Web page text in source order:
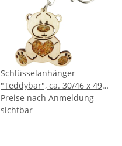
Schlüsselanhänger
"Teddybär", ca. 30/46 x 49
mm, Bernstein/Birkenholz
zwischen 2 Acrylplatten
Preise nach Anmeldung
sichtbar